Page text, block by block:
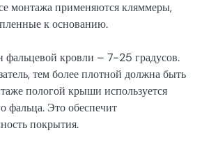
монтажа применяются кляммеры,
к основанию.
кровли – 7-25 градусов.
тем более плотной должна быть
пологой крыши используется
фальца. Это обеспечит
покрытия.